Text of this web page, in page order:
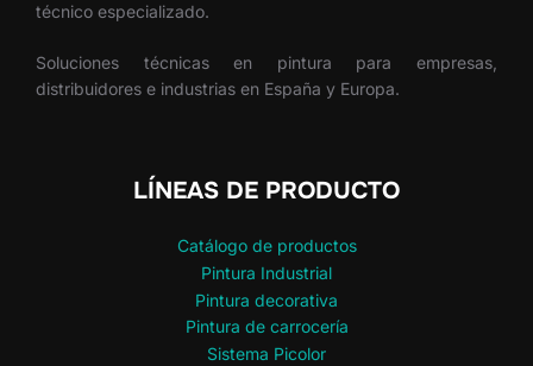
técnico especializado.
Soluciones técnicas en pintura para empresas,
distribuidores e industrias en España y Europa.
LÍNEAS DE PRODUCTO
Catálogo de productos
Pintura Industrial
Pintura decorativa
Pintura de carrocería
Sistema Picolor